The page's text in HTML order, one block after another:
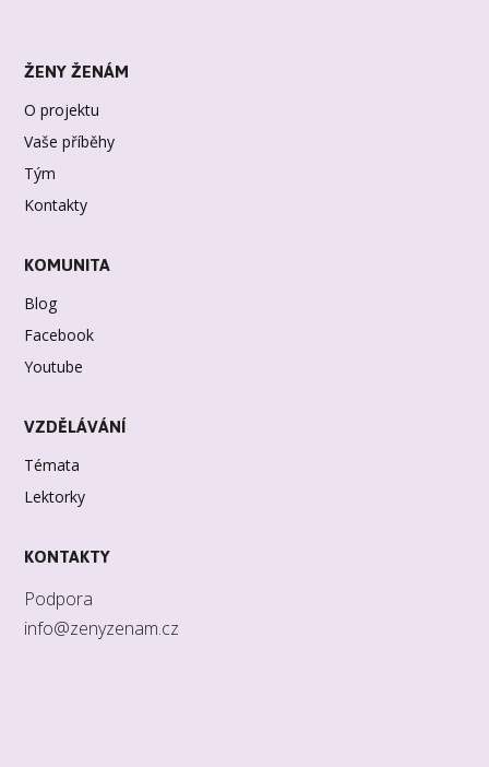
ŽENY ŽENÁM
O projektu
Vaše příběhy
Tým
Kontakty
KOMUNITA
Blog
Facebook
Youtube
VZDĚLÁVÁNÍ
Témata
Lektorky
KONTAKTY
Podpora
info@zenyzenam.cz